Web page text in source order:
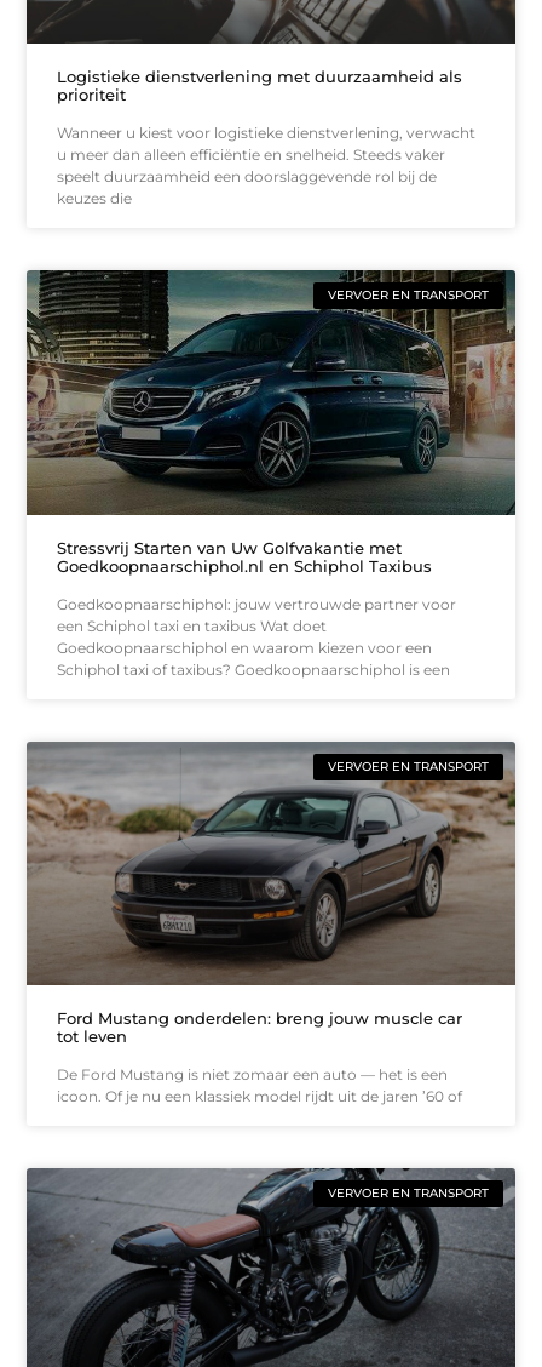
Logistieke dienstverlening met duurzaamheid als
prioriteit
Wanneer u kiest voor logistieke dienstverlening, verwacht
u meer dan alleen efficiëntie en snelheid. Steeds vaker
speelt duurzaamheid een doorslaggevende rol bij de
keuzes die
VERVOER EN TRANSPORT
Stressvrij Starten van Uw Golfvakantie met
Goedkoopnaarschiphol.nl en Schiphol Taxibus
Goedkoopnaarschiphol: jouw vertrouwde partner voor
een Schiphol taxi en taxibus Wat doet
Goedkoopnaarschiphol en waarom kiezen voor een
Schiphol taxi of taxibus? Goedkoopnaarschiphol is een
VERVOER EN TRANSPORT
Ford Mustang onderdelen: breng jouw muscle car
tot leven
De Ford Mustang is niet zomaar een auto — het is een
icoon. Of je nu een klassiek model rijdt uit de jaren ’60 of
VERVOER EN TRANSPORT